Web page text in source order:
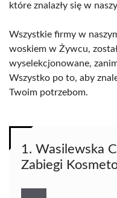
które znalazły się w
Wszystkie firmy w
woskiem w Żywcu,
wyselekcjonowane,
Wszystko po to, aby
Twoim potrzebom.
1. Wasilewska
Zabiegi